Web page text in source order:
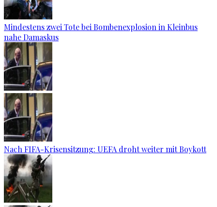
Mindestens zwei Tote bei Bombenexplosion in Kleinbus
nahe Damaskus
Nach FIFA-Krisensitzung: UEFA droht weiter mit Boykott